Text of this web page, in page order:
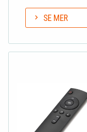
SE MER